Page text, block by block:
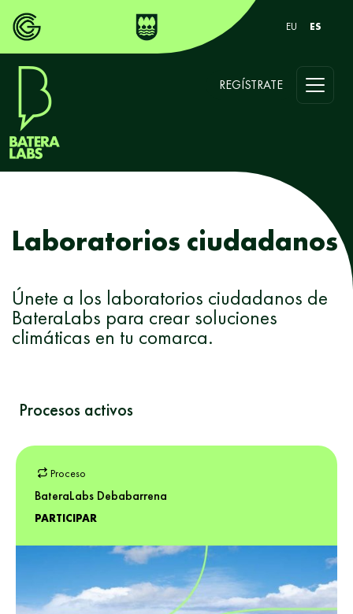
EU ES
REGÍSTRATE
Laboratorios ciudadanos
Únete a los laboratorios ciudadanos de
BateraLabs para crear soluciones
climáticas en tu comarca.
Procesos activos
Proceso
BateraLabs Debabarrena
PARTICIPAR